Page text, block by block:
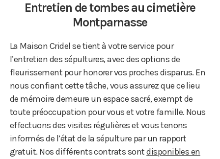
Entretien de tombes au cimetière
Montparnasse
La Maison Cridel se tient à votre service pour
l’entretien des sépultures, avec des options de
fleurissement pour honorer vos proches disparus. En
nous confiant cette tâche, vous assurez que ce lieu
de mémoire demeure un espace sacré, exempt de
toute préoccupation pour vous et votre famille. Nous
effectuons des visites régulières et vous tenons
informés de l’état de la sépulture par un rapport
gratuit. Nos différents contrats sontdisponibles en